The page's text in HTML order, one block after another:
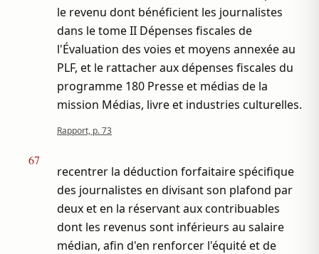
le revenu dont bénéficient les journalistes
dans le tome II Dépenses fiscales de
l'Évaluation des voies et moyens annexée au
PLF, et le rattacher aux dépenses fiscales du
programme 180 Presse et médias de la
mission Médias, livre et industries culturelles.
Rapport, p. 73
67
recentrer la déduction forfaitaire spécifique
des journalistes en divisant son plafond par
deux et en la réservant aux contribuables
dont les revenus sont inférieurs au salaire
médian, afin d'en renforcer l'équité et de